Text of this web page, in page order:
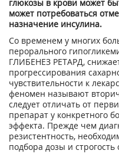
глюкозы в крови может
может потребоваться
назначение инсулина.
Со временем у многих
перорального
ГЛИБЕНЕЗ РЕТАРД,
прогрессирования
чувствительности к
феномен называют
следует отличать от
препарат у конкретного
эффекта. Прежде чем
резистентность,
подбора дозы и